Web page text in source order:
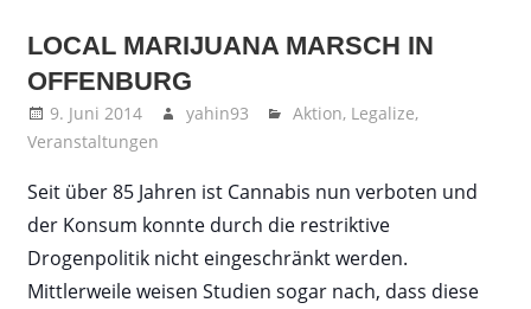
LOCAL MARIJUANA MARSCH IN
OFFENBURG
9. Juni 2014 yahin93 Aktion, Legalize,
Veranstaltungen
Seit über 85 Jahren ist Cannabis nun verboten und
der Konsum konnte durch die restriktive
Drogenpolitik nicht eingeschränkt werden.
Mittlerweile weisen Studien sogar nach, dass diese